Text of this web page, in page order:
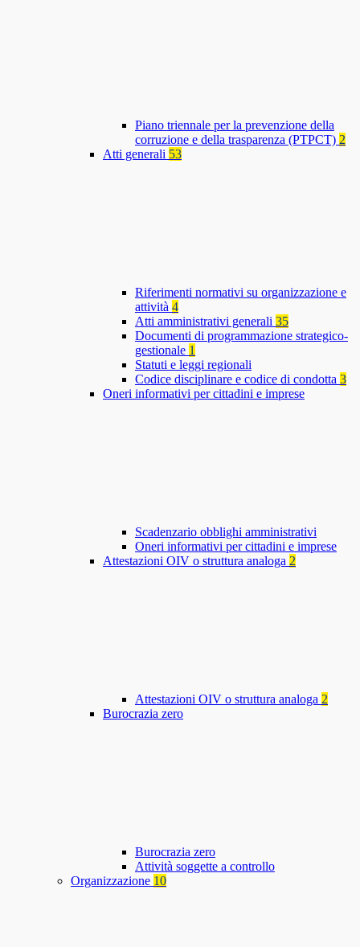
Piano triennale per la prevenzione della
corruzione e della trasparenza (PTPCT) 2
Atti generali 53
Riferimenti normativi su organizzazione e
attività 4
Atti amministrativi generali 35
Documenti di programmazione strategico-
gestionale 1
Statuti e leggi regionali
Codice disciplinare e codice di condotta 3
Oneri informativi per cittadini e imprese
Scadenzario obblighi amministrativi
Oneri informativi per cittadini e imprese
Attestazioni OIV o struttura analoga 2
Attestazioni OIV o struttura analoga 2
Burocrazia zero
Burocrazia zero
Attività soggette a controllo
Organizzazione 10